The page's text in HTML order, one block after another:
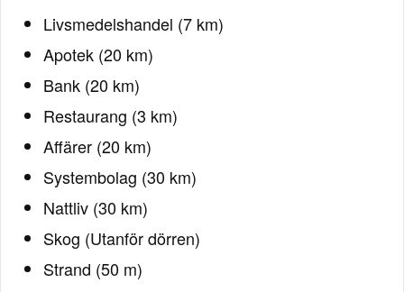
Livsmedelshandel (7 km)
Apotek (20 km)
Bank (20 km)
Restaurang (3 km)
Affärer (20 km)
Systembolag (30 km)
Nattliv (30 km)
Skog (Utanför dörren)
Strand (50 m)